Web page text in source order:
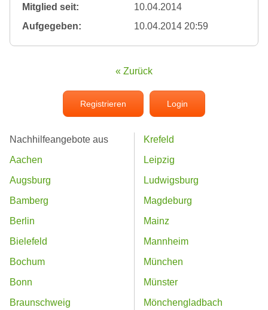
Mitglied seit:
10.04.2014
Aufgegeben:
10.04.2014 20:59
« Zurück
Registrieren Login
Nachhilfeangebote aus
Aachen
Augsburg
Bamberg
Berlin
Bielefeld
Bochum
Bonn
Braunschweig
Krefeld
Leipzig
Ludwigsburg
Magdeburg
Mainz
Mannheim
München
Münster
Mönchengladbach